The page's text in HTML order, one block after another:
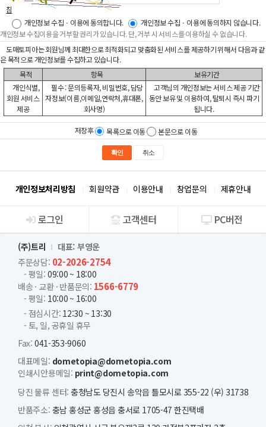
침
개인정보 수집ㆍ이용에 동의합니다.
개인정보 수집ㆍ이용에 동의하지 않습니다.
개인정보 수집이용을 거부할 권리가 있습니다. 단, 거부 시 서비스를 이용하실 수 없습니다.
도매토피아는 회원님께 최대한으로 최적화되고 맞춤화된 서비스를 제공하기 위해서 다음과 같
은 목적으로 개인정보를 수집하고 있습니다.
목적
항목
보유기간
개인식별,
회원 서비스
제공
필수 : 문의등록자, 비밀번호, 담당
자정보(이름,이메일,연락처,휴대폰,
회사명)
고객님의 개인정보는 서비스 제공 기간
동안 보유 및 이용하여, 탈퇴시 즉시 파기
됩니다.
저장후 목록으로 이동 본문으로 이동
확인 취소
개인정보처리방침 회원약관 이용안내 창업문의 제휴안내
회사소개
로그인 고객센터 PC버전
(주)트리
대표: 부영운
주문상담: 02-2026-2754
- 평일: 09:00 ~ 18:00
배송 · 교환 · 반품문의: 1566-6779
- 평일: 10:00 ~ 16:00
- 점심시간: 12:30 ~ 13:30
- 토, 일, 공휴일 휴무
Fax: 041-353-9060
대표메일: dometopia@dometopia.com
인쇄시안용메일: print@dometopia.com
당진 물류 센터: 충청남도 당진시 송악읍 틀모시로 355-22 (우) 31738
반품주소: 충남 홍성군 홍성읍 충서로 1705-47 한진택배